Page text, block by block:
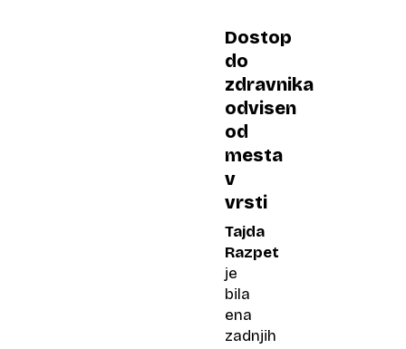
Dostop
do
zdravnika
odvisen
od
mesta
v
vrsti
Tajda
Razpet
je
bila
ena
zadnjih